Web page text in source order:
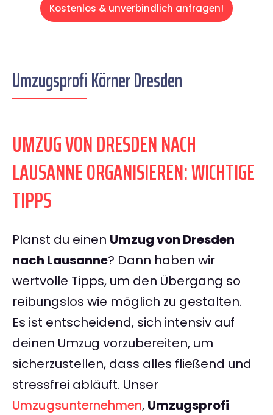
Kostenlos & unverbindlich anfragen!
Umzugsprofi Körner Dresden
UMZUG VON DRESDEN NACH
LAUSANNE ORGANISIEREN: WICHTIGE
TIPPS
Planst du einen Umzug von Dresden
nach Lausanne? Dann haben wir
wertvolle Tipps, um den Übergang so
reibungslos wie möglich zu gestalten.
Es ist entscheidend, sich intensiv auf
deinen Umzug vorzubereiten, um
sicherzustellen, dass alles fließend und
stressfrei abläuft. Unser
Umzugsunternehmen, Umzugsprofi